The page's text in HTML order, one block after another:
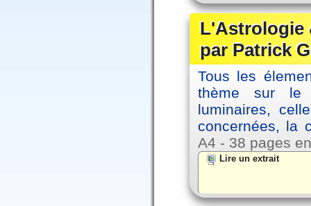
L'Astrologie
par Patrick
Tous les
thème sur le
luminaires,
concernées, la
A4 - 38 pages
Lire un extrait